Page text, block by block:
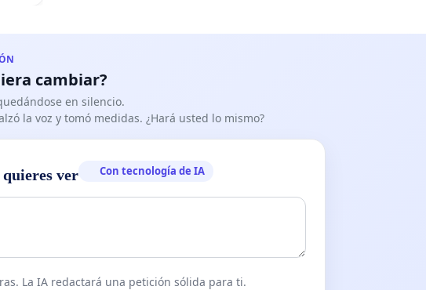
cambiar?
en silencio.
la voz y tomó medidas. ¿Hará usted lo mismo?
ver Con tecnología de IA
La IA redactará una petición sólida para ti.